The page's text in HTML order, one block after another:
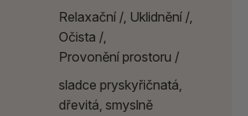
Relaxační /, Uklidnění /,
Očista /,
Provonění prostoru /
sladce pryskyřičnatá,
dřevitá, smyslně